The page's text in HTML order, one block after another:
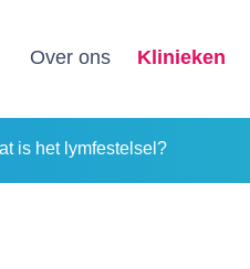
Menu
Over ons Klinieken
is het lymfestelsel?